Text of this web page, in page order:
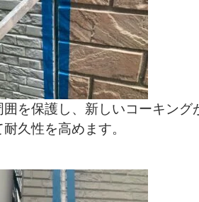
を保護し、新しいコーキン
久性を高めます。